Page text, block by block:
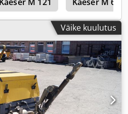
Väike kuulutus